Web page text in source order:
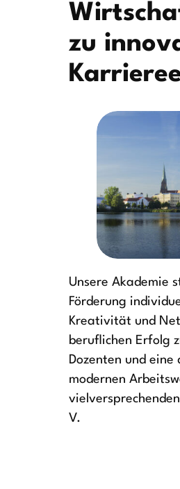
zu
Unsere Akademie
Förderung
Kreativität und
beruflichen Erfolg
Dozenten und
modernen
V.